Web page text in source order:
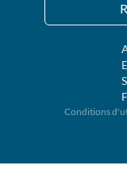
Conditions